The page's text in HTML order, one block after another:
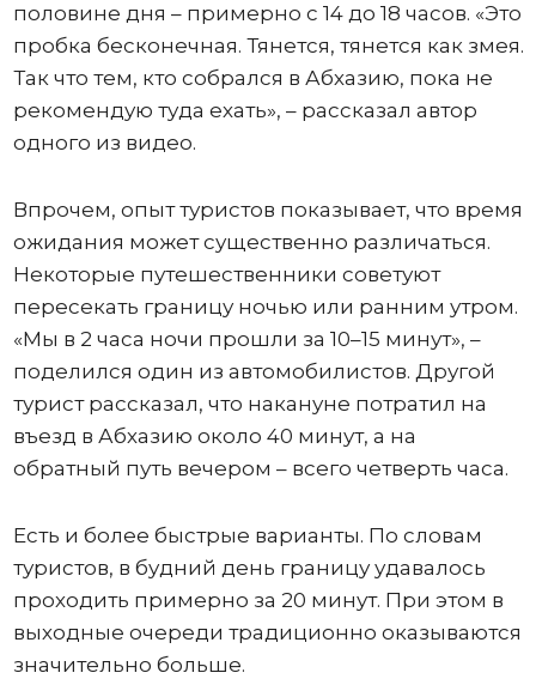
половине дня – примерно с 14 до 18 часов. «Это
пробка бесконечная. Тянется, тянется как змея.
Так что тем, кто собрался в Абхазию, пока не
рекомендую туда ехать», – рассказал автор
одного из видео.
Впрочем, опыт туристов показывает, что время
ожидания может существенно различаться.
Некоторые путешественники советуют
пересекать границу ночью или ранним утром.
«Мы в 2 часа ночи прошли за 10–15 минут», –
поделился один из автомобилистов. Другой
турист рассказал, что накануне потратил на
въезд в Абхазию около 40 минут, а на
обратный путь вечером – всего четверть часа.
Есть и более быстрые варианты. По словам
туристов, в будний день границу удавалось
проходить примерно за 20 минут. При этом в
выходные очереди традиционно оказываются
значительно больше.